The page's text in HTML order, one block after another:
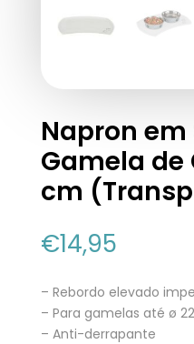
Napron
Gamela de
cm
€14,95
– Rebordo elevado
– Para gamelas até ø
– Anti-derrapante